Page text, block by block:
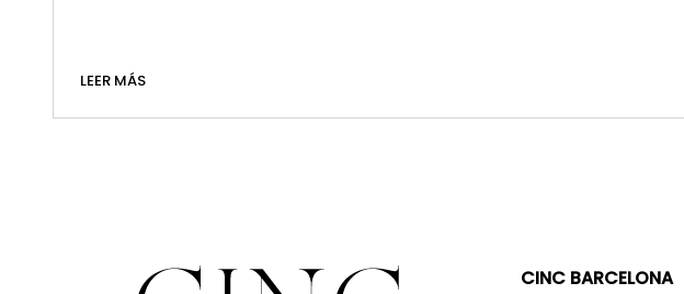
LEER MÁS
CINC BARCELONA